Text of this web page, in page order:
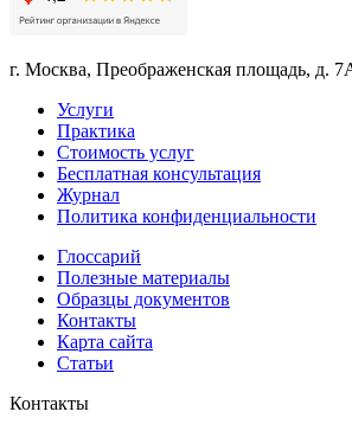
г. Москва, Преображенская площадь, д.
Услуги
Практика
Стоимость услуг
Бесплатная консультация
Журнал
Политика конфиденциальности
Глоссарий
Полезные материалы
Образцы документов
Контакты
Карта сайта
Статьи
Контакты